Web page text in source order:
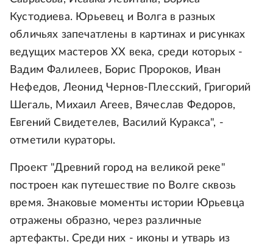
Кустодиева. Юрьевец и Волга в разных
обличьях запечатлены в картинах и рисунках
ведущих мастеров ХХ века, среди которых -
Вадим Фалилеев, Борис Пророков, Иван
Нефедов, Леонид Чернов-Плесский, Григорий
Шегаль, Михаил Агеев, Вячеслав Федоров,
Евгений Свидетелев, Василий Куракса", -
отметили кураторы.
Проект "Древний город на великой реке"
построен как путешествие по Волге сквозь
время. Знаковые моменты истории Юрьевца
отражены образно, через различные
артефакты. Среди них - иконы и утварь из